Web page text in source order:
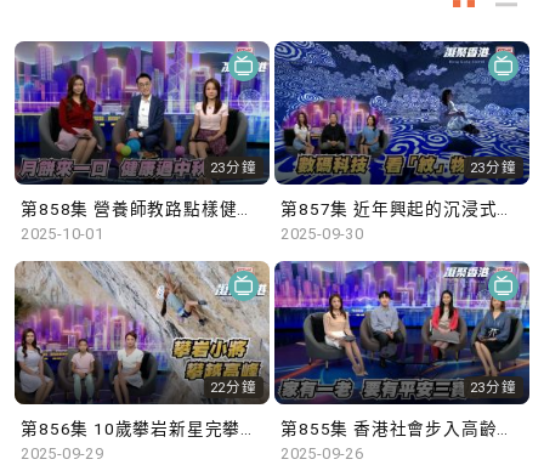
23分鐘
2025-10-01
23分鐘
2025-09-30
22分鐘
2025-09-29
23分鐘
2025-09-26